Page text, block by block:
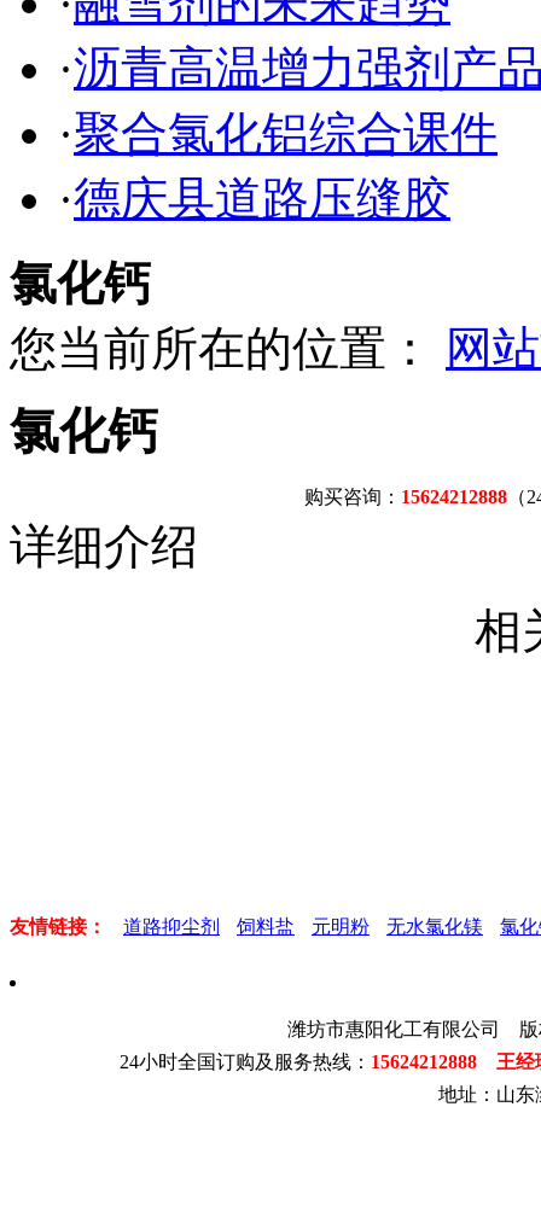
·沥青高温增力强剂产
·聚合氯化铝综合课件
·德庆县道路压缝胶
氯化钙
您当前所在的位置：
网
氯化钙
购买咨询： 15624212888 （
详细介绍
相
友情链接： 道路抑尘剂 饲料盐 元明粉 无水氯化镁 氯
潍坊市惠阳化工有限公司
24小时全国订购及服务热线： 15624212888 王
地址：山